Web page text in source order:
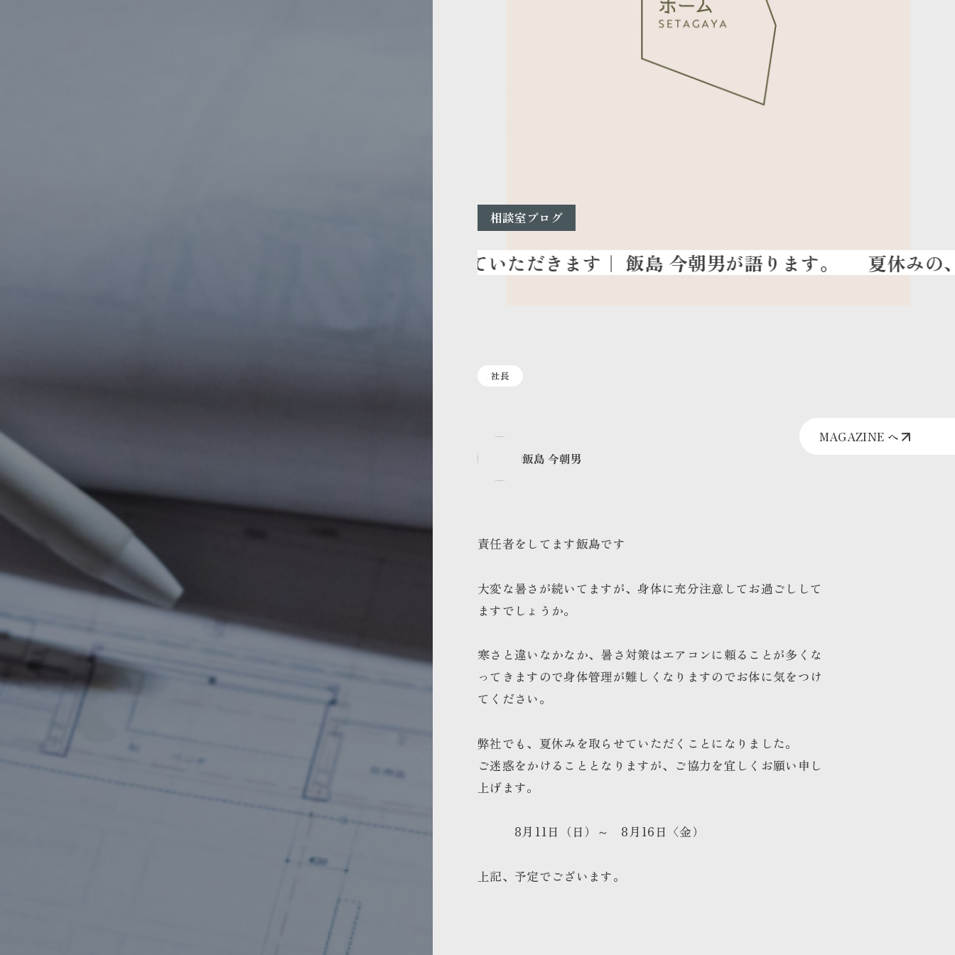
相談室ブログ
夏休みの、お知
社長
MAGAZINE へ
飯島 今朝男
責任者をしてます飯島です
大変な暑さが続いてますが、身体に充分注意してお過ごしして
ますでしょうか。
寒さと違いなかなか、暑さ対策はエアコンに頼ることが多くな
ってきますので身体管理が難しくなりますのでお体に気をつけ
てください。
弊社でも、夏休みを取らせていただくことになりました。
ご迷惑をかけることとなりますが、ご協力を宜しくお願い申し
上げます。
8月11日（日）～ 8月16日〈金）
上記、予定でございます。